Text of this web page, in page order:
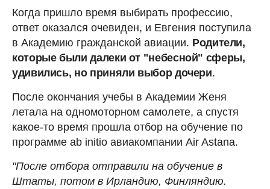
Когда пришло время выбирать профессию,
ответ оказался очевиден, и Евгения поступила
в Академию гражданской авиации. Родители,
которые были далеки от "небесной" сферы,
удивились, но приняли выбор дочери.
После окончания учебы в Академии Женя
летала на одномоторном самолете, а спустя
какое-то время прошла отбор на обучение по
программе ab initio авиакомпании Air Astana.
"После отбора отправили на обучение в
Штаты, потом в Ирландию, Финляндию.